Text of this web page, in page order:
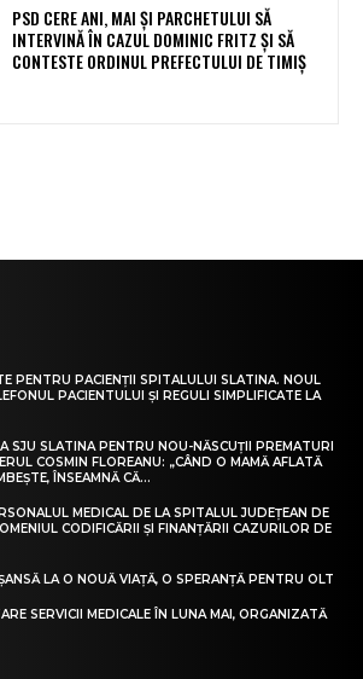
PSD CERE ANI, MAI ȘI PARCHETULUI SĂ
INTERVINĂ ÎN CAZUL DOMINIC FRITZ ȘI SĂ
CONTESTE ORDINUL PREFECTULUI DE TIMIȘ
PENTRU PACIENȚII SPITALULUI SLATINA. NOUL
PACIENTULUI ȘI REGULI SIMPLIFICATE LA
SJU SLATINA PENTRU NOU-NĂSCUȚII PREMATURI
COSMIN FLOREANU: „CÂND O MAMĂ AFLATĂ
ÎNSEAMNĂ CĂ...
MEDICAL DE LA SPITALUL JUDEȚEAN DE
CODIFICĂRII ȘI FINANȚĂRII CAZURILOR DE
LA O NOUĂ VIAȚĂ, O SPERANȚĂ PENTRU OLT
SERVICII MEDICALE ÎN LUNA MAI, ORGANIZATĂ